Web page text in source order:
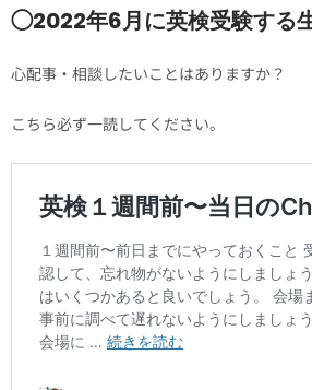
◯2022年6月に英検受験する
心配事・相談したいことはありますか？
こちら必ず一読してください。